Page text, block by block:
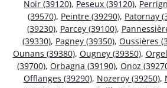
Noir (39120), Peseux (39120),
(39570), Peintre (39290), Patornay
(39230), Parcey (39100),
(39330), Pagney (39350), Oussières
Ounans (39380), Ougney (39350),
(39700), Orbagna (39190), Onoz
Offlanges (39290), Nozeroy (39250),